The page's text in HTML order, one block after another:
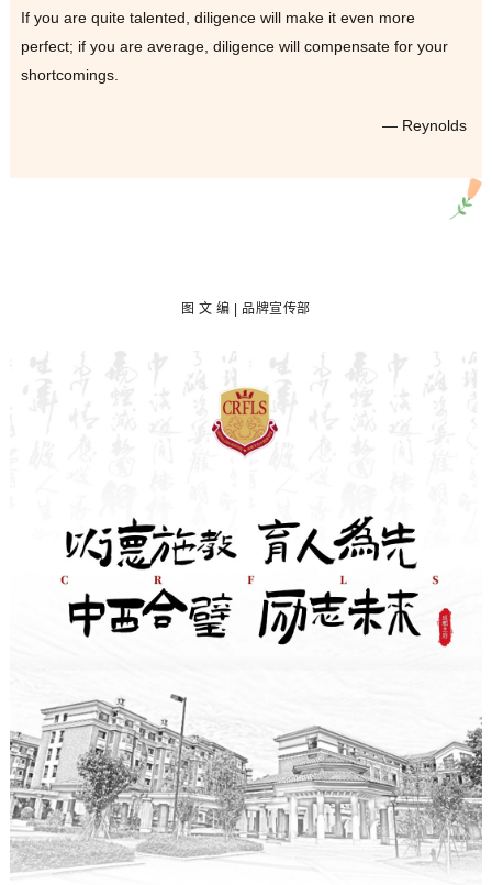
If you are quite talented, diligence will make it even more
perfect; if you are average, diligence will compensate for your
shortcomings.
— Reynolds
图 文 编 | 品牌宣传部